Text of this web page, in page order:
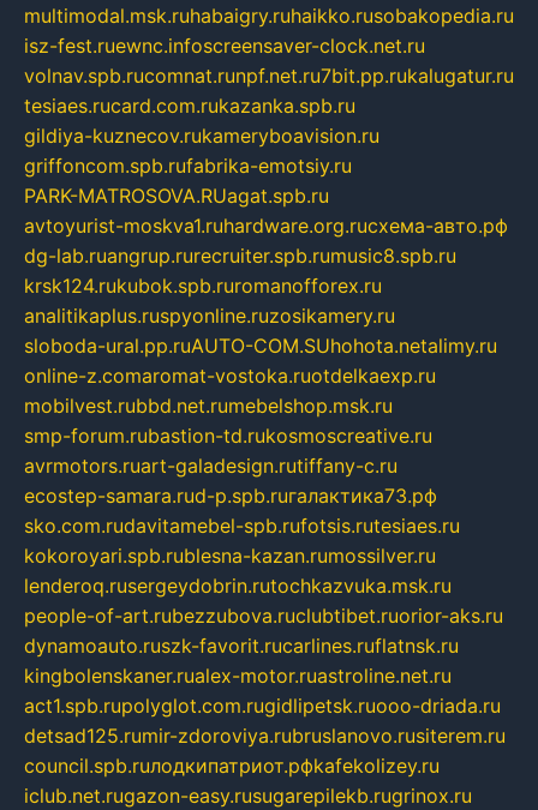
multimodal.msk.ruhabaigry.ruhaikko.rusobakopedia.ru
isz-fest.ruewnc.infoscreensaver-clock.net.ru
volnav.spb.rucomnat.runpf.net.ru7bit.pp.rukalugatur.ru
tesiaes.rucard.com.rukazanka.spb.ru
gildiya-kuznecov.rukameryboavision.ru
griffoncom.spb.rufabrika-emotsiy.ru
PARK-MATROSOVA.RUagat.spb.ru
avtoyurist-moskva1.ruhardware.org.ruсхема-авто.рф
dg-lab.ruangrup.rurecruiter.spb.rumusic8.spb.ru
krsk124.rukubok.spb.ruromanofforex.ru
analitikaplus.ruspyonline.ruzosikamery.ru
sloboda-ural.pp.ruAUTO-COM.SUhohota.netalimy.ru
online-z.comaromat-vostoka.ruotdelkaexp.ru
mobilvest.rubbd.net.rumebelshop.msk.ru
smp-forum.rubastion-td.rukosmoscreative.ru
avrmotors.ruart-galadesign.rutiffany-c.ru
ecostep-samara.rud-p.spb.ruгалактика73.рф
sko.com.rudavitamebel-spb.rufotsis.rutesiaes.ru
kokoroyari.spb.rublesna-kazan.rumossilver.ru
lenderoq.rusergeydobrin.rutochkazvuka.msk.ru
people-of-art.rubezzubova.ruclubtibet.ruorior-aks.ru
dynamoauto.ruszk-favorit.rucarlines.ruflatnsk.ru
kingbolenskaner.rualex-motor.ruastroline.net.ru
act1.spb.rupolyglot.com.rugidlipetsk.ruooo-driada.ru
detsad125.rumir-zdoroviya.rubruslanovo.rusiterem.ru
council.spb.ruлодкипатриот.рфkafekolizey.ru
iclub.net.rugazon-easy.rusugarepilekb.rugrinox.ru